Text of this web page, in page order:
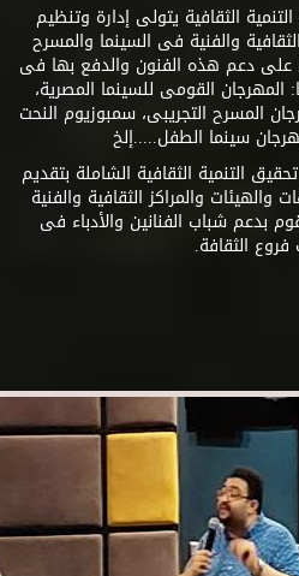
الثقافية يتولى إدارة وتنظيم
والفنية فى السينما والمسرح
على دعم هذه الفنون والدفع بها فى
المهرجان القومى للسينما المصرية،
المسرح التجريبى، سمبوزيوم النحت
سينما الطفل.....إلخ
التنمية الثقافية الشاملة بتقديم
والمراكز الثقافية والفنية
بدعم شباب الفنانين والأدباء فى
الثقافة.